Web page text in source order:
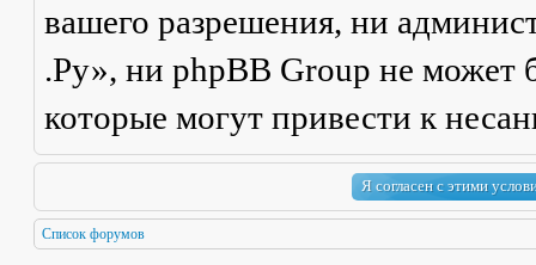
вашего разрешения, ни
.Ру», ни phpBB Group не может
которые могут привести к
Список форумов